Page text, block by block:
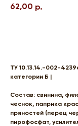
62,00 р.
ТУ 10.13.14.-002-
категории Б |
Состав: свинина,
чеснок, паприка
пряностей (перец
пирофосфат,